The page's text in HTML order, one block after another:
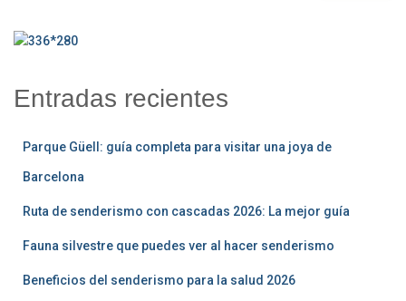
Entradas recientes
Parque Güell: guía completa para visitar una joya de
Barcelona
Ruta de senderismo con cascadas 2026: La mejor guía
Fauna silvestre que puedes ver al hacer senderismo
Beneficios del senderismo para la salud 2026